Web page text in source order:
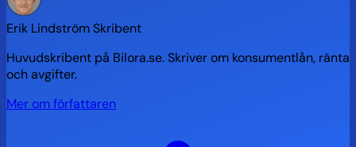
Erik LindströmSkribent
Huvudskribent på Bilora.se. Skriver om konsumentlån, ränta
och avgifter.
Mer om författaren